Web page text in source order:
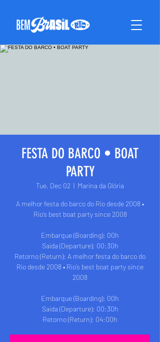
FESTA DO BARCO • BOAT
PARTY
Tue, Dec 02
  |
Marina da Glória
A melhor festa do barco do Rio desde 2008 •
Rio’s best boat party since 2008
Embarque (Boarding): 00h
Saida (Departure): 00:30h
Retorno (Return): A melhor festa do barco do
Rio desde 2008 • Rio’s best boat party since
2008
Embarque (Boarding): 00h
Saida (Departure): 00:30h
Retorno (Return): 04:00h